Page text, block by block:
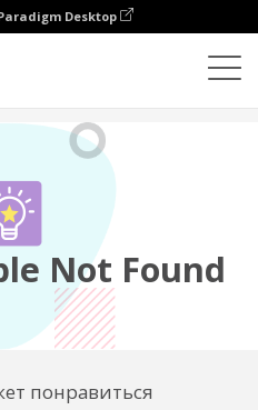
Desktop
Not Found
понравиться